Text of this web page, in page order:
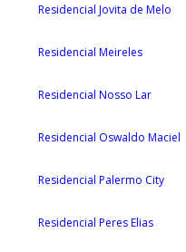
Residencial Jovita de Melo
Residencial Meireles
Residencial Nosso Lar
Residencial Oswaldo Maciel
Residencial Palermo City
Residencial Peres Elias